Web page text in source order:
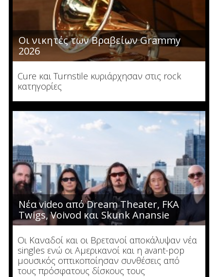
Οι νικητές των Βραβείων Grammy
2026
Cure και Turnstile κυριάρχησαν στις rock
κατηγορίες
Νέα video από Dream Theater, FKA
Twigs, Voivod και Skunk Anansie
Οι Καναδοί και οι Βρετανοί αποκάλυψαν νέα
singles ενώ οι Αμερικανοί και η avant-pop
μουσικός οπτικοποίησαν συνθέσεις από
τους πρόσφατους δίσκους τους